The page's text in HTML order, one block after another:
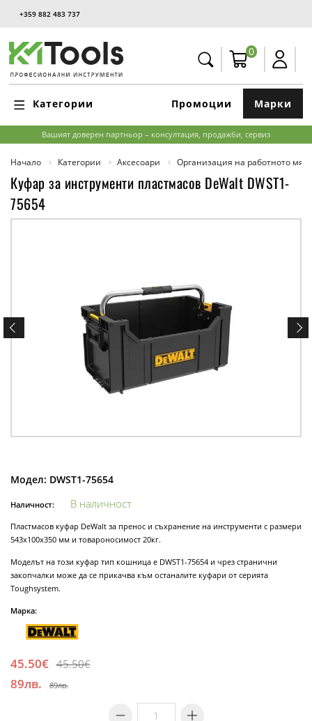
+359 882 483 737
0
Категории Марки
Промоции
Вашият доверен партньор – консултация, продажби, сервиз
Начало Категории Аксесоари Организация на работното
Куфар за инструменти пластмасов DeWalt DWST1-
75654
Модел: DWST1-75654
Наличност: В наличност
Пластмасов куфар DeWalt за пренос и съхранение на инструменти с размери
543х100х350 мм и товароносимост 20кг.
Моделът на този куфар тип кошница е DWST1-75654 и чрез странични
закопчалки може да се прикачва към останалите куфари от серията
Toughsystem.
Марка:
45.50€ 45.50€
89лв. 89лв.